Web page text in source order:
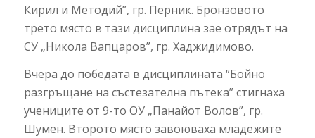
Кирил и Методий”, гр. Перник. Бронзовото
трето място в тази дисциплина зае отрядът на
СУ „Никола Вапцаров”, гр. Хаджидимово.
Вчера до победата в дисциплината “Бойно
разгръщане на състезателна пътека” стигнаха
учениците от 9-то ОУ „Панайот Волов”, гр.
Шумен. Второто място завоюваха младежите